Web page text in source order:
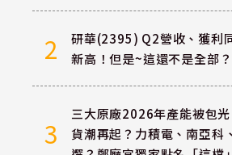
2
研華(2395) Q2營收、獲利
新高！但是~這還不是全部？
3
三大原廠2026年產能被包
貨潮再起？力積電、南亞科